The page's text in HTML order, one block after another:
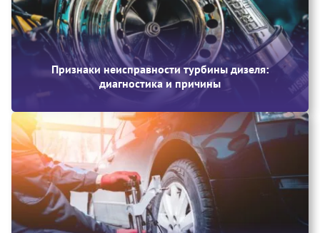
Признаки неисправности турбины дизеля:
диагностика и причины